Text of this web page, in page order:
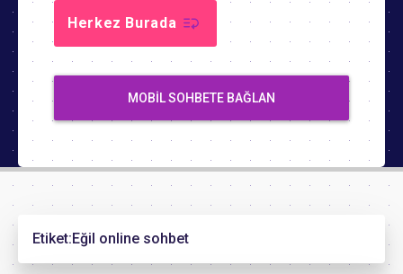
Herkez Burada
MOBIL SOHBETE BAĞLAN
Etiket:Eğil online sohbet